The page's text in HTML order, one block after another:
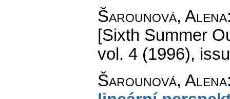
Šarounová, Alena
[Sixth Summer
vol. 4 (1996),
Šarounová, Alena